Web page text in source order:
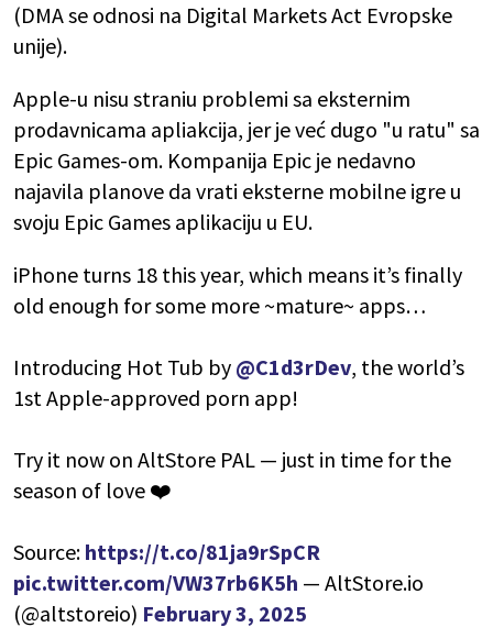
(DMA se odnosi na Digital Markets Act Evropske
unije).
Apple-u nisu straniu problemi sa eksternim
prodavnicama apliakcija, jer je već dugo "u ratu" sa
Epic Games-om. Kompanija Epic je nedavno
najavila planove da vrati eksterne mobilne igre u
svoju Epic Games aplikaciju u EU.
iPhone turns 18 this year, which means it’s finally
old enough for some more ~mature~ apps…
Introducing Hot Tub by @C1d3rDev, the world’s
1st Apple-approved porn app!
Try it now on AltStore PAL — just in time for the
season of love ❤️
Source: https://t.co/81ja9rSpCR
pic.twitter.com/VW37rb6K5h — AltStore.io
(@altstoreio) February 3, 2025